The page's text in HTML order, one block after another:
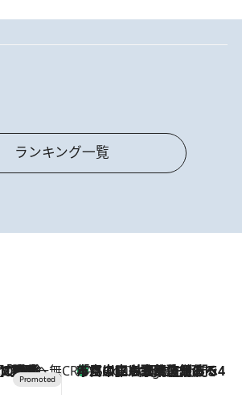
ランキング一覧
見が待つ場所へ
「星野温泉 トンボの湯」で体験 CREA'S CHOICE
4 Hours Ago
「立川にも歌舞伎があるんだよ」 片岡仁左衛門・市川中車ら豪華座組みで4年目の立川立飛歌舞伎へ